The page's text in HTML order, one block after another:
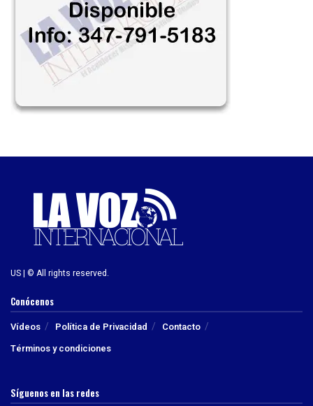
US | © All rights reserved.
Conócenos
Vídeos Política de Privacidad
Contacto
Términos y condiciones
Síguenos en las redes